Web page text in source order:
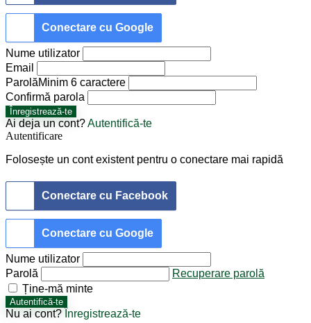
Conectare cu Google
Nume utilizator
Email
ParolăMinim 6 caractere
Confirmă parola
Înregistrează-te
Ai deja un cont?Autentifică-te
Autentificare
Folosește un cont existent pentru o conectare mai rapidă
Conectare cu Facebook
Conectare cu Google
Nume utilizator
Parolă
Recuperare parolă
Ține-mă minte
Autentifică-te
Nu ai cont? Înregistrează-te